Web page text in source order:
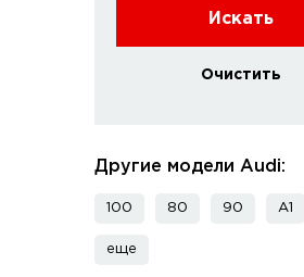
Искать
Очистить
Другие модели Audi:
100 80 90 A1
еще